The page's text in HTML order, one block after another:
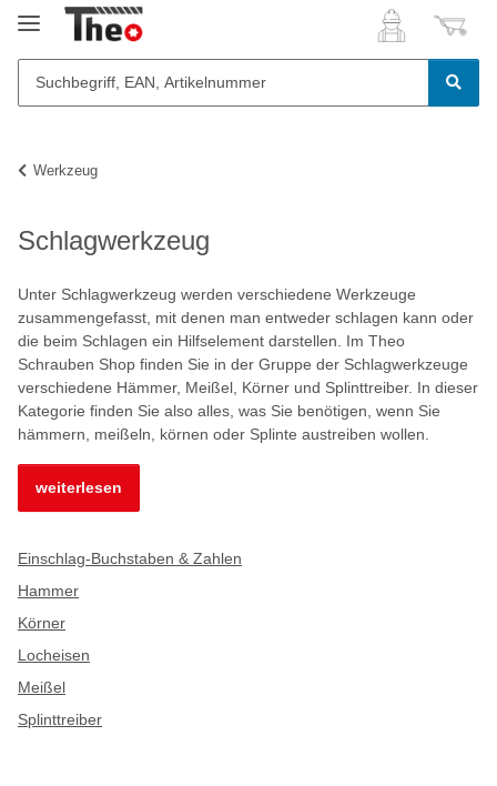
Werkzeug
Schlagwerkzeug
Unter Schlagwerkzeug werden verschiedene Werkzeuge
zusammengefasst, mit denen man entweder schlagen kann oder
die beim Schlagen ein Hilfselement darstellen. Im Theo
Schrauben Shop finden Sie in der Gruppe der Schlagwerkzeuge
verschiedene Hämmer, Meißel, Körner und Splinttreiber. In dieser
Kategorie finden Sie also alles, was Sie benötigen, wenn Sie
hämmern, meißeln, körnen oder Splinte austreiben wollen.
weiterlesen
Einschlag-Buchstaben & Zahlen
Hammer
Körner
Locheisen
Meißel
Splinttreiber